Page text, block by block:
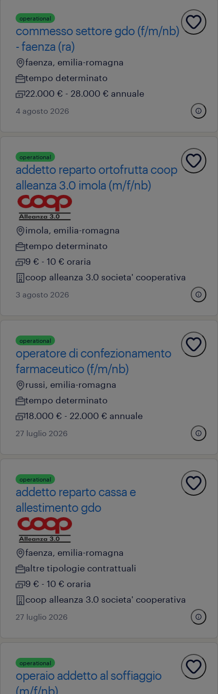
operational
commesso settore gdo (f/m/nb)
- faenza (ra)
faenza, emilia-romagna
tempo determinato
22.000 € - 28.000 € annuale
4 agosto 2026
operational
addetto reparto ortofrutta coop
alleanza 3.0 imola (m/f/nb)
imola, emilia-romagna
tempo determinato
9 € - 10 € oraria
coop alleanza 3.0 societa' cooperativa
3 agosto 2026
operational
operatore di confezionamento
farmaceutico (f/m/nb)
russi, emilia-romagna
tempo determinato
18.000 € - 22.000 € annuale
27 luglio 2026
operational
addetto reparto cassa e
allestimento gdo
faenza, emilia-romagna
altre tipologie contrattuali
9 € - 10 € oraria
coop alleanza 3.0 societa' cooperativa
27 luglio 2026
operational
operaio addetto al soffiaggio
(m/f/nb)